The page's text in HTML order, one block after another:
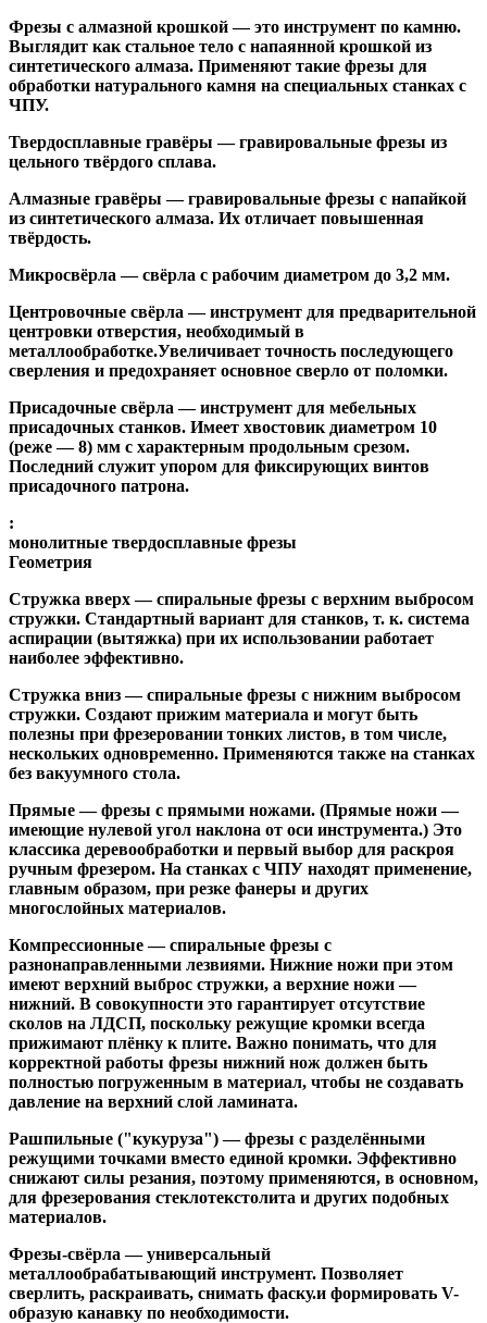
Фрезы с алмазной крошкой— это инструмент по камню.
Выглядит как стальное тело с напаянной крошкой из
синтетического алмаза. Применяют такие фрезы для
обработки натурального камня на специальных станках с
ЧПУ.
Твердосплавные гравёры — гравировальные фрезы из
цельного твёрдого сплава.
Алмазные гравёры — гравировальные фрезы с напайкой
из синтетического алмаза. Их отличает повышенная
твёрдость.
Микросвёрла — свёрла с рабочим диаметром до 3,2 мм.
Центровочные свёрла — инструмент для предварительной
центровки отверстия, необходимый в
металлообработке.Увеличивает точность последующего
сверления и предохраняет основное сверло от поломки.
Присадочные свёрла — инструмент для мебельных
присадочных станков. Имеет хвостовик диаметром 10
(реже — 8) мм с характерным продольным срезом.
Последний служит упором для фиксирующих винтов
присадочного патрона.
:
монолитные твердосплавные фрезы
Геометрия
Стружка вверх— спиральные фрезы с верхним выбросом
стружки. Стандартный вариант для станков, т. к. система
аспирации (вытяжка) при их использовании работает
наиболее эффективно.
Стружка вниз— спиральные фрезы с нижним выбросом
стружки. Создают прижим материала и могут быть
полезны при фрезеровании тонких листов, в том числе,
нескольких одновременно. Применяются также на станках
без вакуумного стола.
Прямые— фрезы с прямыми ножами. (Прямые ножи —
имеющие нулевой угол наклона от оси инструмента.) Это
классика деревообработки и первый выбор для раскроя
ручным фрезером. На станках с ЧПУ находят применение,
главным образом, при резке фанеры и других
многослойных материалов.
Компрессионные— спиральные фрезы с
разнонаправленными лезвиями. Нижние ножи при этом
имеют верхний выброс стружки, а верхние ножи —
нижний. В совокупности это гарантирует отсутствие
сколов на ЛДСП, поскольку режущие кромки всегда
прижимают плёнку к плите. Важно понимать, что для
корректной работы фрезы нижний нож должен быть
полностью погруженным в материал, чтобы не создавать
давление на верхний слой ламината.
Рашпильные ("кукуруза")— фрезы с разделёнными
режущими точками вместо единой кромки. Эффективно
снижают силы резания, поэтому применяются, в основном,
для фрезерования стеклотекстолита и других подобных
материалов.
Фрезы-свёрла — универсальный
металлообрабатывающий инструмент. Позволяет
сверлить, раскраивать, снимать фаску.и формировать V-
образую канавку по необходимости.